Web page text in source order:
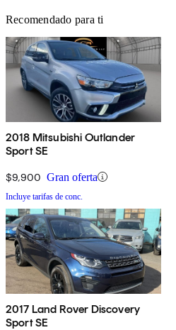
Recomendado para ti
2018 Mitsubishi Outlander
Sport SE
$9,900 Gran oferta
Incluye tarifas de conc.
2017 Land Rover Discovery
Sport SE